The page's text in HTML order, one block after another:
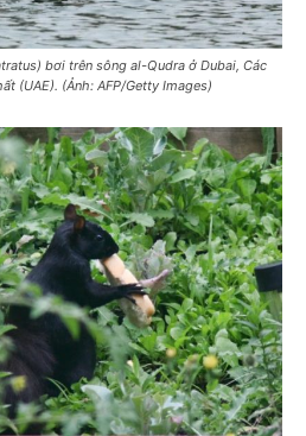
bơi trên sông al-Qudra ở Dubai, Các
(UAE). (Ảnh: AFP/Getty Images)